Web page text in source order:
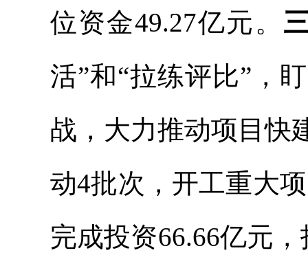
位资金49.27亿元。
活”和“拉练评比” ，
战，大力推动项目快
动4批次，开工重大
完成投资66.66亿元，